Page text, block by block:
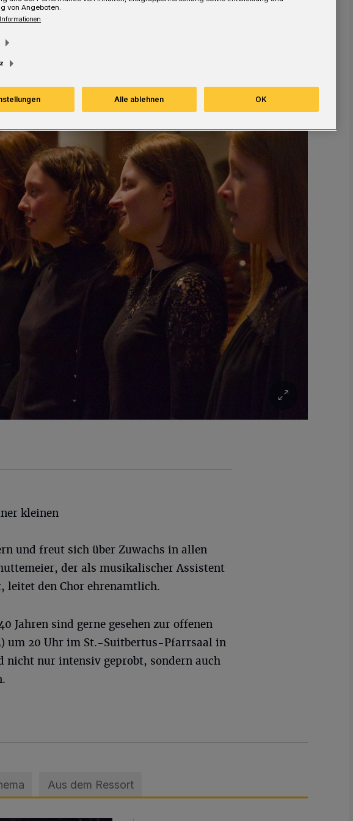
kleinen
und freut sich über Zuwachs in allen
der als musikalischer Assistent
leitet den Chor ehrenamtlich.
Jahren sind gerne gesehen zur offenen
um 20 Uhr im St.-Suitbertus-Pfarrsaal in
nicht nur intensiv geprobt, sondern auch
Aus dem Ressort
von Angeboten.
Alle ablehnen OK